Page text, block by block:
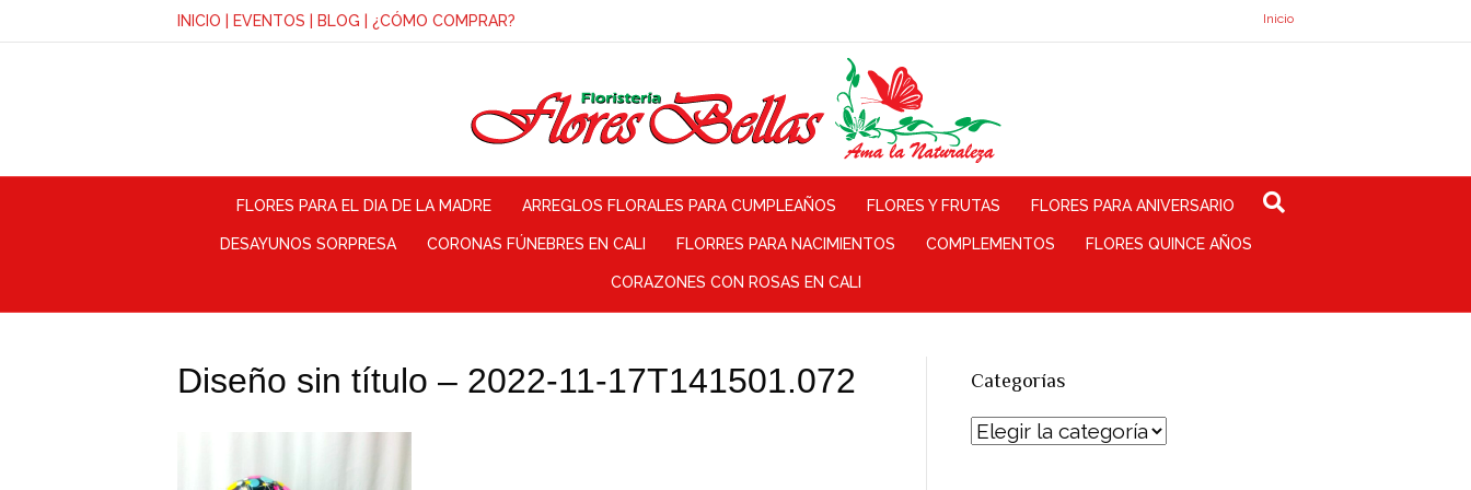
INICIO EVENTOS BLOG ¿CÓMO COMPRAR? Inicio
FLORES PARA EL DIA DE LA MADRE ARREGLOS FLORALES PARA CUMPLEAÑOS FLORES Y FRUTAS FLORES PARA ANIVERSARIO
DESAYUNOS SORPRESA CORONAS FÚNEBRES EN CALI FLORRES PARA NACIMIENTOS COMPLEMENTOS FLORES QUINCE AÑOS
CORAZONES CON ROSAS EN CALI
Diseño sin título – 2022-11-17T141501.072 Categorías
Categorías